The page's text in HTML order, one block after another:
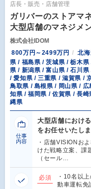
店長・販売・店舗管理
ガリバーのストアマ
大型店舗のマネジメ
株式会社IDOM
800万円～2499万円
北
県 / 福島県 / 茨城県 / 栃木
県 / 新潟県 / 富山県 / 石川
/ 愛知県 / 三重県 / 滋賀県 /
鳥取県 / 島根県 / 岡山県 /
知県 / 福岡県 / 佐賀県 / 長
縄県
仕事
内容
大型店舗におけ
をお任せいたしま
・店舗VISIONお
けた戦略立案、課
（セール…
必須
・10名以
動車運転免